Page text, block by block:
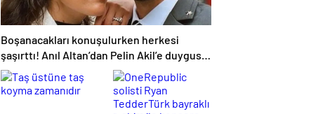
Boşanacakları konuşulurken herkesi
şaşırttı! Anıl Altan’dan Pelin Akil’e duygusal
Anneler Günü mesajı